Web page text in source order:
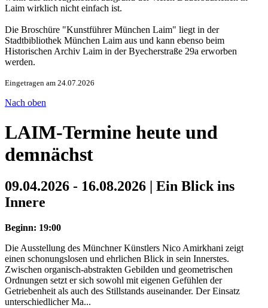
Laim wirklich nicht einfach ist.
Die Broschüre "Kunstführer München Laim" liegt in der
Stadtbibliothek München Laim aus und kann ebenso beim
Historischen Archiv Laim in der Byecherstraße 29a erworben
werden.
Eingetragen am 24.07.2026
Nach oben
LAIM-Termine heute und
demnächst
09.04.2026 - 16.08.2026 | Ein Blick ins
Innere
Beginn: 19:00
Die Ausstellung des Münchner Künstlers Nico Amirkhani zeigt
einen schonungslosen und ehrlichen Blick in sein Innerstes.
Zwischen organisch-abstrakten Gebilden und geometrischen
Ordnungen setzt er sich sowohl mit eigenen Gefühlen der
Getriebenheit als auch des Stillstands auseinander. Der Einsatz
unterschiedlicher Ma...